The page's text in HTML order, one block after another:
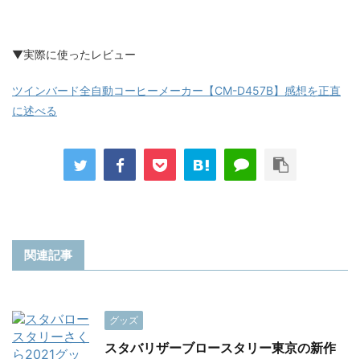
▼実際に使ったレビュー
ツインバード全自動コーヒーメーカー【CM-D457B】感想を正直
に述べる
関連記事
グッズ
スタバリザーブロースタリー東京の新作